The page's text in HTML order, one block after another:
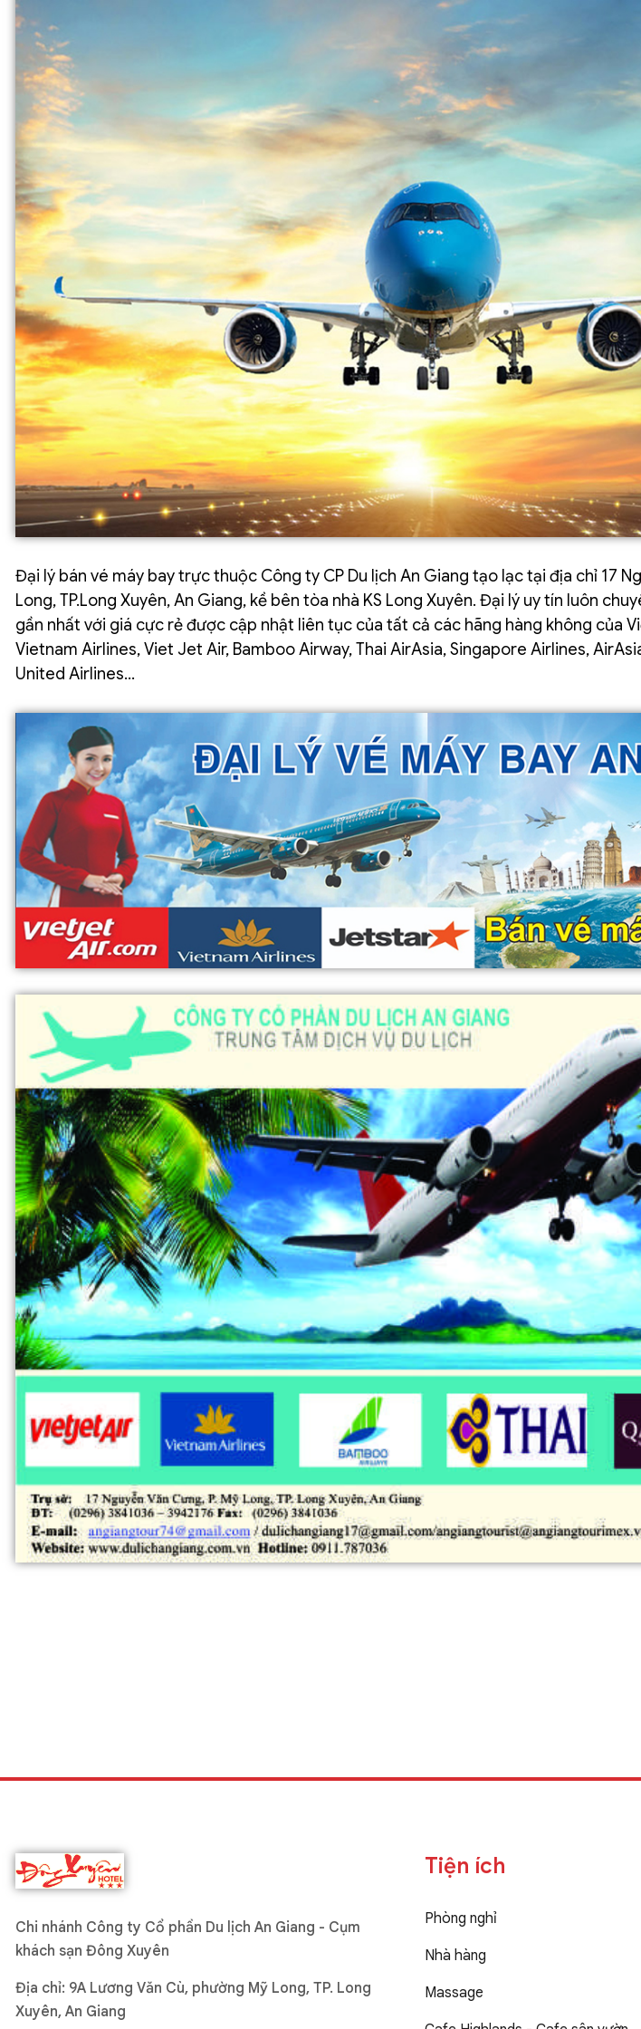
Đại lý bán vé máy bay trực thuộc Công ty CP Du lịch An Giang tạo lạc tại địa chỉ 17
Long, TP.Long Xuyên, An Giang, kề bên tòa nhà KS Long Xuyên. Đại lý uy tín luôn
gần nhất với giá cực rẻ được cập nhật liên tục của tất cả các hãng hàng không của
Vietnam Airlines, Viet Jet Air, Bamboo Airway, Thai AirAsia, Singapore Airlines,
United Airlines…
Chi nhánh Công ty Cổ phần Du lịch An Giang - Cụm
khách sạn Đông Xuyên
Địa chỉ: 9A Lương Văn Cù, phường Mỹ Long, TP. Long
Xuyên, An Giang
Tiện ích
Phòng nghỉ
Nhà hàng
Massage